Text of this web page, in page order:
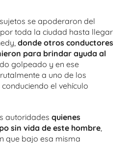
se apoderaron del
toda la ciudad hasta llegar
donde otros conductores
para brindar ayuda al
golpeado y en ese
a uno de los
el vehículo
autoridades quienes
sin vida de este hombre
que bajo esa misma